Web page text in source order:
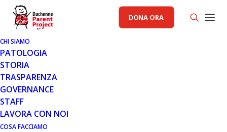
DONA ORA
CHI SIAMO
PATOLOGIA
STORIA
TRASPARENZA
GOVERNANCE
STAFF
LAVORA CON NOI
COSA FACCIAMO